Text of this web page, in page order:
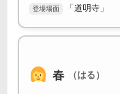
登場場面 「道明寺」
春 （はる）